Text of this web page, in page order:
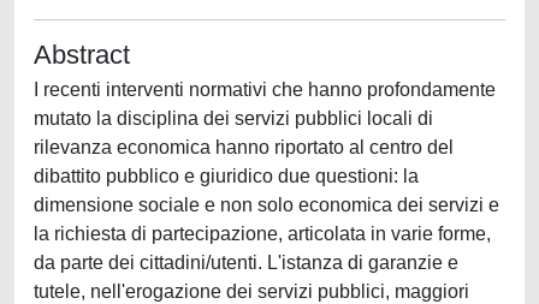
Abstract
I recenti interventi normativi che hanno profondamente
mutato la disciplina dei servizi pubblici locali di
rilevanza economica hanno riportato al centro del
dibattito pubblico e giuridico due questioni: la
dimensione sociale e non solo economica dei servizi e
la richiesta di partecipazione, articolata in varie forme,
da parte dei cittadini/utenti. L'istanza di garanzie e
tutele, nell'erogazione dei servizi pubblici, maggiori